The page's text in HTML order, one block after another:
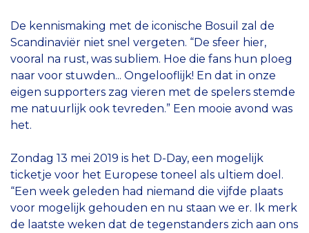
De kennismaking met de iconische Bosuil zal de
Scandinaviër niet snel vergeten. “De sfeer hier,
vooral na rust, was subliem. Hoe die fans hun ploeg
naar voor stuwden... Ongelooflijk! En dat in onze
eigen supporters zag vieren met de spelers stemde
me natuurlijk ook tevreden.” Een mooie avond was
het.
Zondag 13 mei 2019 is het D-Day, een mogelijk
ticketje voor het Europese toneel als ultiem doel.
“Een week geleden had niemand die vijfde plaats
voor mogelijk gehouden en nu staan we er. Ik merk
de laatste weken dat de tegenstanders zich aan ons